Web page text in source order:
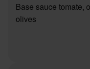
Base sauce tomate,
olives